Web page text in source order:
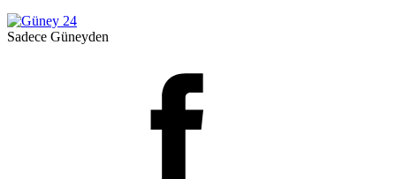
Sadece Güneyden